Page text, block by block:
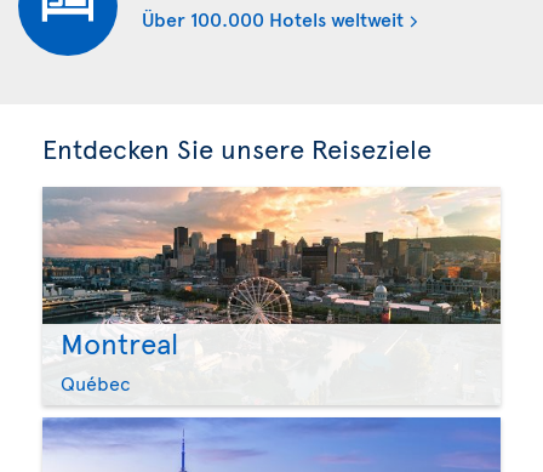
Über 100.000 Hotels weltweit
Entdecken Sie unsere Reiseziele
Montreal
Québec